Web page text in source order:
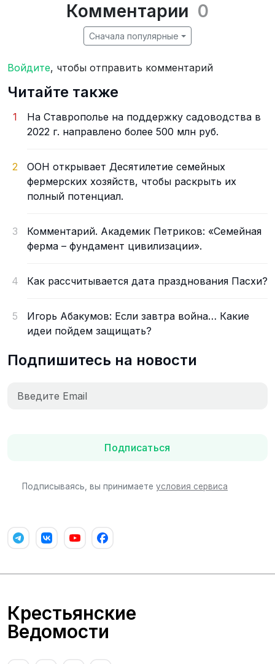
Комментарии 0
Сначала популярные
Войдите, чтобы отправить комментарий
Читайте также
1
На Ставрополье на поддержку садоводства в
2022 г. направлено более 500 млн руб.
2
ООН открывает Десятилетие семейных
фермерских хозяйств, чтобы раскрыть их
полный потенциал.
3
Комментарий. Академик Петриков: «Семейная
ферма – фундамент цивилизации».
4 Как рассчитывается дата празднования Пасхи?
5
Игорь Абакумов: Если завтра война… Какие
идеи пойдем защищать?
Подпишитесь на новости
Подписаться
Подписываясь, вы принимаете условия сервиса
Крестьянские
Ведомости